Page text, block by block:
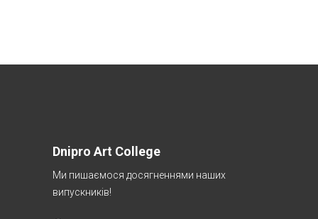
Dnipro Art College
Ми пишаємося досягненнями наших
випускників!